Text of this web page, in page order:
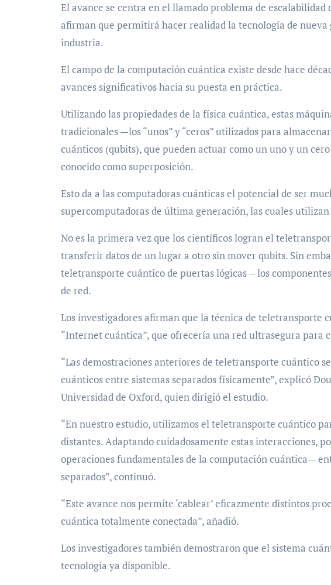
El avance se centra en el llamado problema de
afirman que permitirá hacer realidad la tecnología de
industria.
El campo de la computación cuántica existe desde hace
avances significativos hacia su puesta en práctica.
Utilizando las propiedades de la física cuántica, estas
tradicionales —los “unos” y “ceros” utilizados para
cuánticos (qubits), que pueden actuar como un uno y un
conocido como superposición.
Esto da a las computadoras cuánticas el potencial de ser
supercomputadoras de última generación, las cuales
No es la primera vez que los científicos logran el
transferir datos de un lugar a otro sin mover qubits. Sin
teletransporte cuántico de puertas lógicas —los
de red.
Los investigadores afirman que la técnica de teletransporte
“Internet cuántica”, que ofrecería una red ultrasegura para
“Las demostraciones anteriores de teletransporte cuántico
cuánticos entre sistemas separados físicamente”, explicó
Universidad de Oxford, quien dirigió el estudio.
“En nuestro estudio, utilizamos el teletransporte cuántico
distantes. Adaptando cuidadosamente estas interacciones,
operaciones fundamentales de la computación cuántica—
separados”, continuó.
“Este avance nos permite ‘cablear’ eficazmente distintos
cuántica totalmente conectada”, añadió.
Los investigadores también demostraron que el sistema
tecnología ya disponible.